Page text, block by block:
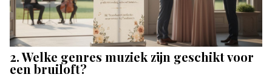
2. Welke genres muziek zijn geschikt voor
een bruiloft?